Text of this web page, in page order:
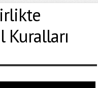
Kuralları